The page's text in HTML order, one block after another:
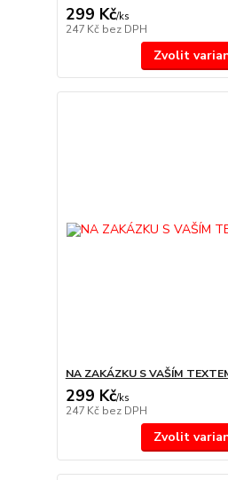
299 Kč/ks
247 Kč bez DPH
Zvolit
NA ZAKÁZKU S VAŠÍM
299 Kč/ks
247 Kč bez DPH
Zvolit